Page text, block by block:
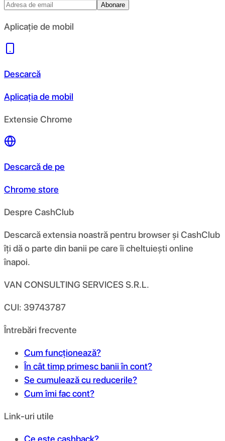
Abonare
Aplicație de mobil
Descarcă
Aplicația de mobil
Extensie Chrome
Descarcă de pe
Chrome store
Despre CashClub
Descarcă extensia noastră pentru browser și CashClub
îți dă o parte din banii pe care îi cheltuiești online
înapoi.
VAN CONSULTING SERVICES S.R.L.
CUI: 39743787
Întrebări frecvente
Cum funcționează?
În cât timp primesc banii în cont?
Se cumulează cu reducerile?
Cum îmi fac cont?
Link-uri utile
Ce este cashback?